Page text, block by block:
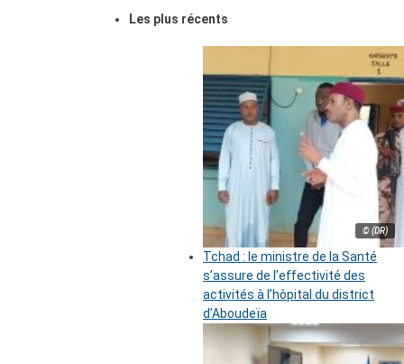
Les plus récents
© (DR)
Tchad : le ministre de la Santé
s’assure de l’effectivité des
activités à l’hôpital du district
d’Aboudeïa